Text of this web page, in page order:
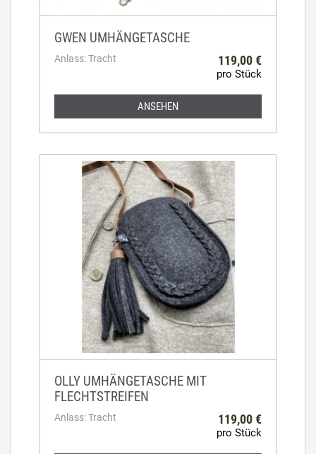
GWEN UMHÄNGETASCHE
Anlass: Tracht 119,00 €
pro Stück
ANSEHEN
OLLY UMHÄNGETASCHE MIT
FLECHTSTREIFEN
Anlass: Tracht 119,00 €
pro Stück